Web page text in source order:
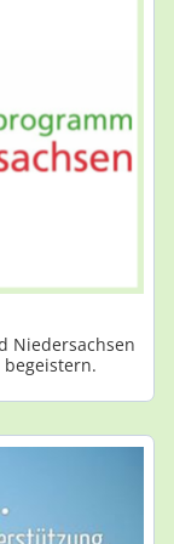
Niedersachsen